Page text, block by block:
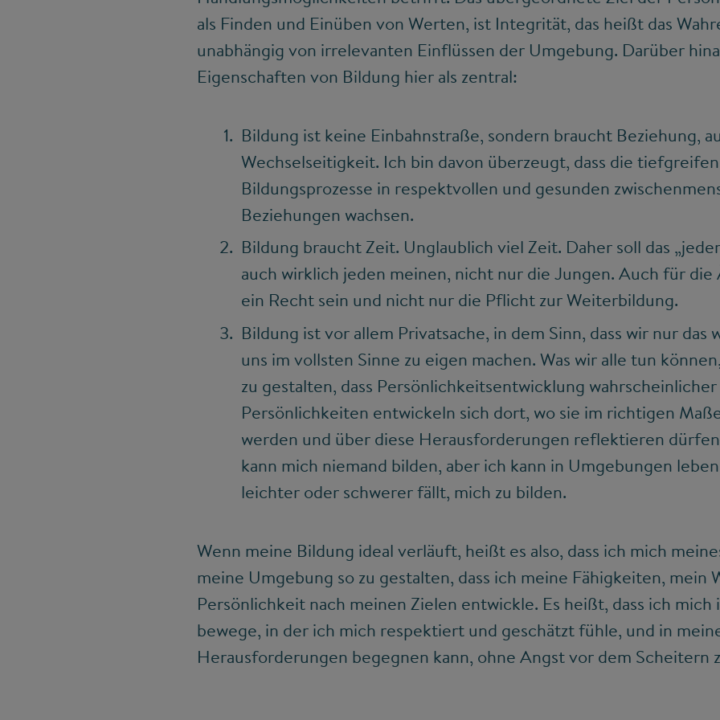
als Finden und Einüben von Werten, ist Integrität, das heißt das
unabhängig von irrelevanten Einflüssen der Umgebung. Darüber
Eigenschaften von Bildung hier als zentral:
Bildung ist keine Einbahnstraße, sondern braucht Beziehung,
Wechselseitigkeit. Ich bin davon überzeugt, dass die
Bildungsprozesse in respektvollen und gesunden
Beziehungen wachsen.
Bildung braucht Zeit. Unglaublich viel Zeit. Daher soll das
auch wirklich jeden meinen, nicht nur die Jungen. Auch für
ein Recht sein und nicht nur die Pflicht zur Weiterbildung.
Bildung ist vor allem Privatsache, in dem Sinn, dass wir nur das
uns im vollsten Sinne zu eigen machen. Was wir alle tun
zu gestalten, dass Persönlichkeitsentwicklung
Persönlichkeiten entwickeln sich dort, wo sie im richtigen
werden und über diese Herausforderungen reflektieren
kann mich niemand bilden, aber ich kann in Umgebungen
leichter oder schwerer fällt, mich zu bilden.
Wenn meine Bildung ideal verläuft, heißt es also, dass ich mich
meine Umgebung so zu gestalten, dass ich meine Fähigkeiten, mein
Persönlichkeit nach meinen Zielen entwickle. Es heißt, dass ich
bewege, in der ich mich respektiert und geschätzt fühle, und in
Herausforderungen begegnen kann, ohne Angst vor dem Scheitern